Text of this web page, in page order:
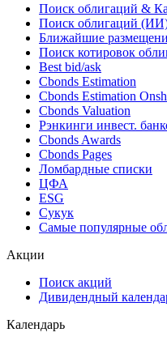
Поиск облигаций &
Поиск облигаций
Ближайшие
Поиск котировок
Best bid/ask
Cbonds Estimation
Cbonds Estimation
Cbonds Valuation
Рэнкинги инвест.
Cbonds Awards
Cbonds Pages
Ломбардные списки
ЦФА
ESG
Сукук
Самые популярные
Акции
Поиск акций
Дивидендный
Календарь